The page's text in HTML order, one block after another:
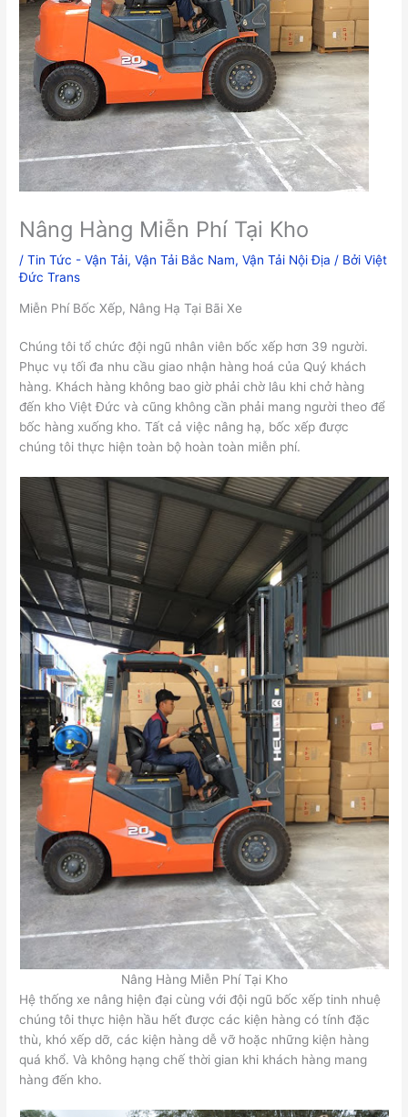
Nâng Hàng Miễn Phí Tại Kho
/Tin Tức - Vận Tải,Vận Tải Bắc Nam,Vận Tải Nội Địa / BởiViệt
Đức Trans
Miễn Phí Bốc Xếp, Nâng Hạ Tại Bãi Xe
Chúng tôi tổ chức đội ngũ nhân viên bốc xếp hơn 39 người.
Phục vụ tối đa nhu cầu giao nhận hàng hoá của Quý khách
hàng. Khách hàng không bao giờ phải chờ lâu khi chở hàng
đến kho Việt Đức và cũng không cần phải mang người theo để
bốc hàng xuống kho. Tất cả việc nâng hạ, bốc xếp được
chúng tôi thực hiện toàn bộ hoàn toàn miễn phí.
Nâng Hàng Miễn Phí Tại Kho
Hệ thống xe nâng hiện đại cùng với đội ngũ bốc xếp tinh nhuệ
chúng tôi thực hiện hầu hết được các kiện hàng có tính đặc
thù, khó xếp dỡ, các kiện hàng dễ vỡ hoặc những kiện hàng
quá khổ. Và không hạng chế thời gian khi khách hàng mang
hàng đến kho.